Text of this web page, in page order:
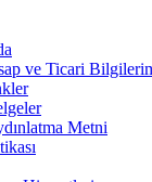
ve Ticari
Metni